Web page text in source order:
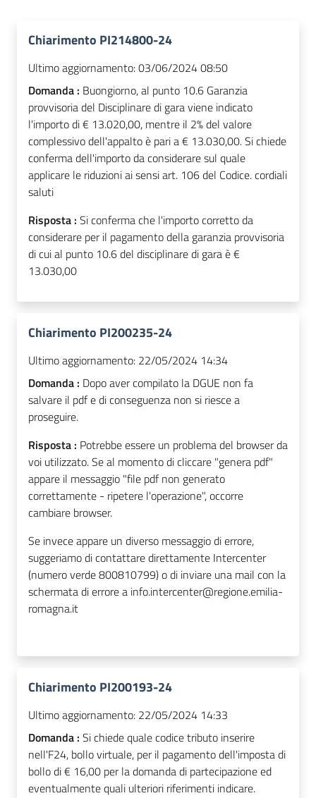
Chiarimento PI214800-24
Ultimo aggiornamento:03/06/2024 08:50
Domanda : Buongiorno, al punto 10.6 Garanzia
provvisoria del Disciplinare di gara viene indicato
l'importo di € 13.020,00, mentre il 2% del valore
complessivo dell'appalto è pari a € 13.030,00. Si chiede
conferma dell'importo da considerare sul quale
applicare le riduzioni ai sensi art. 106 del Codice. cordiali
saluti
Risposta : Si conferma che l'importo corretto da
considerare per il pagamento della garanzia provvisoria
di cui al punto 10.6 del disciplinare di gara è €
13.030,00
Chiarimento PI200235-24
Ultimo aggiornamento: 22/05/2024 14:34
Domanda : Dopo aver compilato la DGUE non fa
salvare il pdf e di conseguenza non si riesce a
proseguire.
Risposta : Potrebbe essere un problema del browser da
voi utilizzato. Se al momento di cliccare "genera pdf"
appare il messaggio "file pdf non generato
correttamente - ripetere l'operazione", occorre
cambiare browser.
Se invece appare un diverso messaggio di errore,
suggeriamo di contattare direttamente Intercenter
(numero verde 800810799) o di inviare una mail con la
schermata di errore a info.intercenter@regione.emilia-
romagna.it
Chiarimento PI200193-24
Ultimo aggiornamento: 22/05/2024 14:33
Domanda : Si chiede quale codice tributo inserire
nell'F24, bollo virtuale, per il pagamento dell'imposta di
bollo di € 16,00 per la domanda di partecipazione ed
eventualmente quali ulteriori riferimenti indicare.